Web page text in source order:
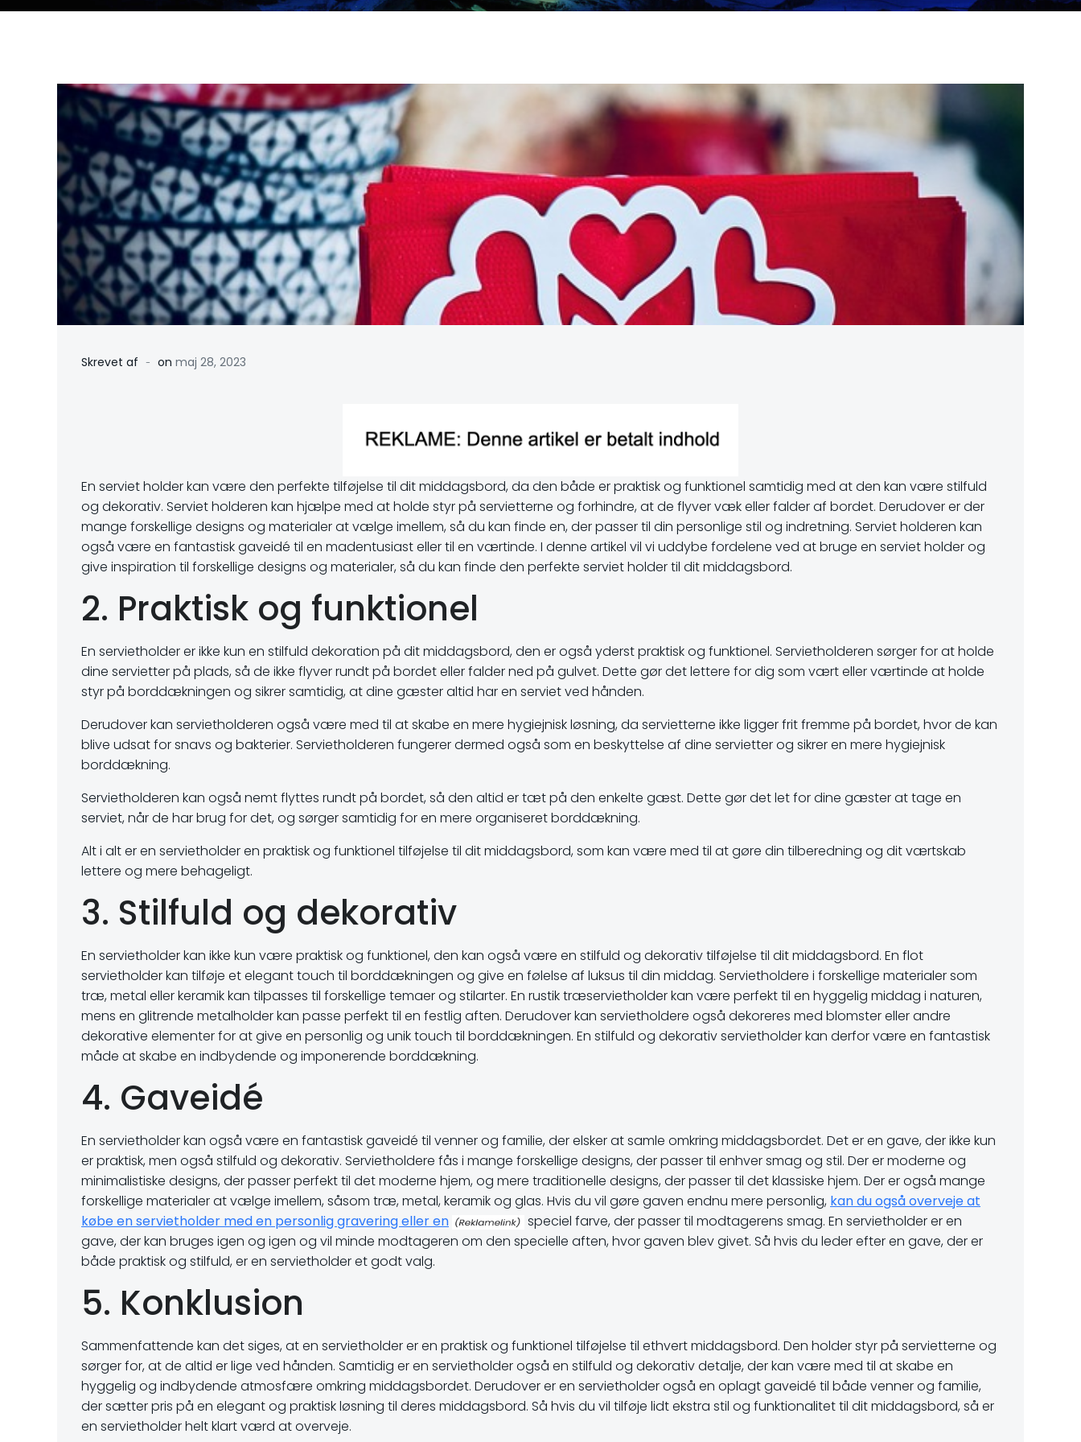
Skrevet af - on maj 28, 2023
En serviet holder kan være den perfekte tilføjelse til dit middagsbord, da den både er praktisk og funktionel samtidig med at den kan være stilfuld
og dekorativ. Serviet holderen kan hjælpe med at holde styr på servietterne og forhindre, at de flyver væk eller falder af bordet. Derudover er der
mange forskellige designs og materialer at vælge imellem, så du kan finde en, der passer til din personlige stil og indretning. Serviet holderen kan
også være en fantastisk gaveidé til en madentusiast eller til en værtinde. I denne artikel vil vi uddybe fordelene ved at bruge en serviet holder og
give inspiration til forskellige designs og materialer, så du kan finde den perfekte serviet holder til dit middagsbord.
2. Praktisk og funktionel
En servietholder er ikke kun en stilfuld dekoration på dit middagsbord, den er også yderst praktisk og funktionel. Servietholderen sørger for at holde
dine servietter på plads, så de ikke flyver rundt på bordet eller falder ned på gulvet. Dette gør det lettere for dig som vært eller værtinde at holde
styr på borddækningen og sikrer samtidig, at dine gæster altid har en serviet ved hånden.
Derudover kan servietholderen også være med til at skabe en mere hygiejnisk løsning, da servietterne ikke ligger frit fremme på bordet, hvor de kan
blive udsat for snavs og bakterier. Servietholderen fungerer dermed også som en beskyttelse af dine servietter og sikrer en mere hygiejnisk
borddækning.
Servietholderen kan også nemt flyttes rundt på bordet, så den altid er tæt på den enkelte gæst. Dette gør det let for dine gæster at tage en
serviet, når de har brug for det, og sørger samtidig for en mere organiseret borddækning.
Alt i alt er en servietholder en praktisk og funktionel tilføjelse til dit middagsbord, som kan være med til at gøre din tilberedning og dit værtskab
lettere og mere behageligt.
3. Stilfuld og dekorativ
En servietholder kan ikke kun være praktisk og funktionel, den kan også være en stilfuld og dekorativ tilføjelse til dit middagsbord. En flot
servietholder kan tilføje et elegant touch til borddækningen og give en følelse af luksus til din middag. Servietholdere i forskellige materialer som
træ, metal eller keramik kan tilpasses til forskellige temaer og stilarter. En rustik træservietholder kan være perfekt til en hyggelig middag i naturen,
mens en glitrende metalholder kan passe perfekt til en festlig aften. Derudover kan servietholdere også dekoreres med blomster eller andre
dekorative elementer for at give en personlig og unik touch til borddækningen. En stilfuld og dekorativ servietholder kan derfor være en fantastisk
måde at skabe en indbydende og imponerende borddækning.
4. Gaveidé
En servietholder kan også være en fantastisk gaveidé til venner og familie, der elsker at samle omkring middagsbordet. Det er en gave, der ikke kun
er praktisk, men også stilfuld og dekorativ. Servietholdere fås i mange forskellige designs, der passer til enhver smag og stil. Der er moderne og
minimalistiske designs, der passer perfekt til det moderne hjem, og mere traditionelle designs, der passer til det klassiske hjem. Der er også mange
forskellige materialer at vælge imellem, såsom træ, metal, keramik og glas. Hvis du vil gøre gaven endnu mere personlig, kan du også overveje at
købe en servietholder med en personlig gravering eller en
speciel farve, der passer til modtagerens smag. En servietholder er en
gave, der kan bruges igen og igen og vil minde modtageren om den specielle aften, hvor gaven blev givet. Så hvis du leder efter en gave, der er
både praktisk og stilfuld, er en servietholder et godt valg.
5. Konklusion
Sammenfattende kan det siges, at en servietholder er en praktisk og funktionel tilføjelse til ethvert middagsbord. Den holder styr på servietterne og
sørger for, at de altid er lige ved hånden. Samtidig er en servietholder også en stilfuld og dekorativ detalje, der kan være med til at skabe en
hyggelig og indbydende atmosfære omkring middagsbordet. Derudover er en servietholder også en oplagt gaveidé til både venner og familie,
der sætter pris på en elegant og praktisk løsning til deres middagsbord. Så hvis du vil tilføje lidt ekstra stil og funktionalitet til dit middagsbord, så er
en servietholder helt klart værd at overveje.